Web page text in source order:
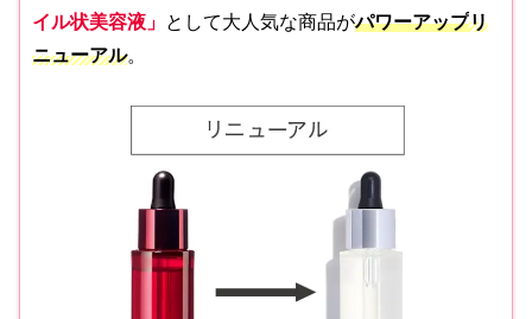
イル状美容液」 として大人気な商品がパワーアップリ
ニューアル。